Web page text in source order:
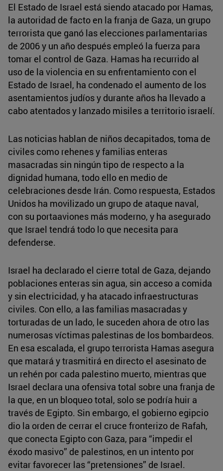
El Estado de Israel está siendo atacado por Hamas,
la autoridad de facto en la franja de Gaza, un grupo
terrorista que ganó las elecciones parlamentarias
de 2006 y un año después empleó la fuerza para
tomar el control de Gaza. Hamas ha recurrido al
uso de la violencia en su enfrentamiento con el
Estado de Israel, ha condenado el aumento de los
asentamientos judíos y durante años ha llevado a
cabo atentados y lanzado misiles a territorio israelí.
Las noticias hablan de niños decapitados, toma de
civiles como rehenes y familias enteras
masacradas sin ningún tipo de respecto a la
dignidad humana, todo ello en medio de
celebraciones desde Irán. Como respuesta, Estados
Unidos ha movilizado un grupo de ataque naval,
con su portaaviones más moderno, y ha asegurado
que Israel tendrá todo lo que necesita para
defenderse.
Israel ha declarado el cierre total de Gaza, dejando
poblaciones enteras sin agua, sin acceso a comida
y sin electricidad, y ha atacado infraestructuras
civiles. Con ello, a las familias masacradas y
torturadas de un lado, le suceden ahora de otro las
numerosas víctimas palestinas de los bombardeos.
En esa escalada, el grupo terrorista Hamas asegura
que matará y trasmitirá en directo el asesinato de
un rehén por cada palestino muerto, mientras que
Israel declara una ofensiva total sobre una franja de
la que, en un bloqueo total, solo se podría huir a
través de Egipto. Sin embargo, el gobierno egipcio
dio la orden de cerrar el cruce fronterizo de Rafah,
que conecta Egipto con Gaza, para “impedir el
éxodo masivo” de palestinos, en un intento por
evitar favorecer las “pretensiones” de Israel.